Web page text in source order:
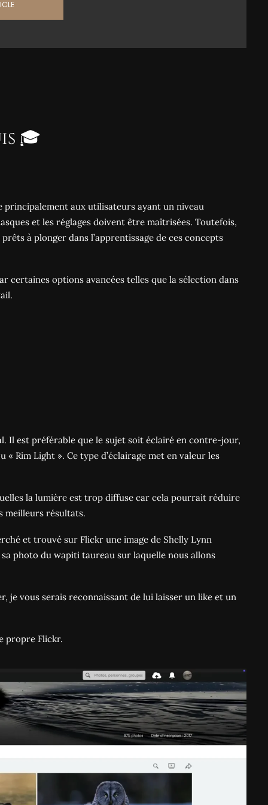
🎓
principalement aux utilisateurs ayant un niveau
et les réglages doivent être maîtrisées. Toutefois,
à plonger dans l’apprentissage de ces concepts
certaines options avancées telles que la sélection dans
Il est préférable que le sujet soit éclairé en contre-jour,
Rim Light ». Ce type d’éclairage met en valeur les
la lumière est trop diffuse car cela pourrait réduire
meilleurs résultats.
et trouvé sur Flickr une image de Shelly Lynn
photo du wapiti taureau sur laquelle nous allons
je vous serais reconnaissant de lui laisser un like et un
propre Flickr.